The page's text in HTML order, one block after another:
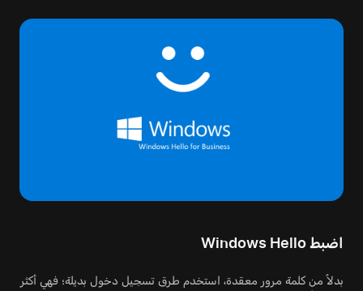
اضبط Windows Hello
بدلاً من كلمة مرور معقدة، استخدم طرق تسجيل دخول بديلة؛ فهي أكثر